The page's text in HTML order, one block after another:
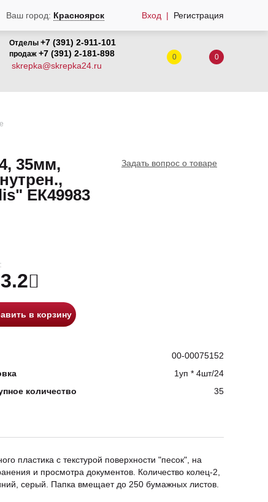
Ваш город: Красноярск Вход Регистрация
Отделы +7 (391) 2-911-101
продаж +7 (391) 2-181-898
skrepka@skrepka24.ru
0 0
35мм,
ЕК49983
Задать вопрос о товаре
в корзину
00-00075152
1уп * 4шт/24
количество 35
пластика с текстурой поверхности "песок", на
и просмотра документов. Количество колец-2,
серый. Папка вмещает до 250 бумажных листов.